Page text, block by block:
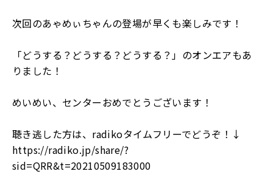
次回のあゃめぃちゃんの登場が早くも楽しみです！
「どうする？どうする？どうする？」のオンエアもあ
りました！
めいめい、センターおめでとうございます！
聴き逃した方は、 radikoタイムフリーでどうぞ！ ↓
https://radiko.jp/share/?
sid=QRR&t=20210509183000